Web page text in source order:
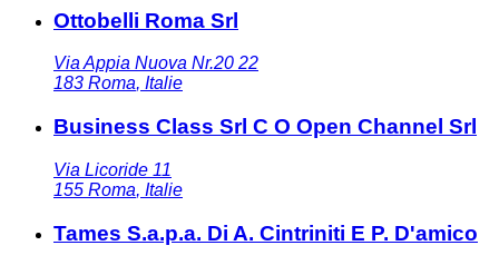
Ottobelli Roma Srl
Via Appia Nuova Nr.20 22
183 Roma, Italie
Business Class Srl C O Open Channel Srl
Via Licoride 11
155 Roma, Italie
Tames S.a.p.a. Di A. Cintriniti E P. D'amico